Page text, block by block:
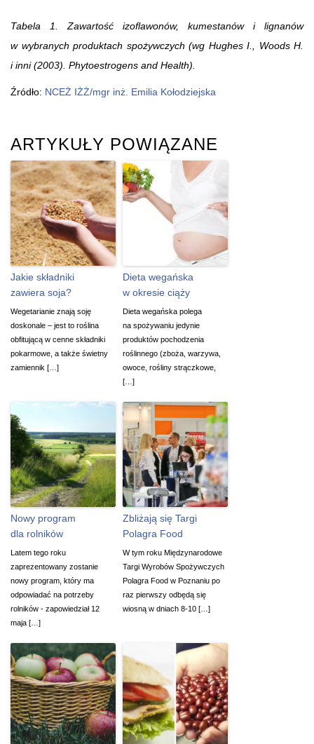
Tabela 1. Zawartość izoflawonów, kumestanów i lignanów
w wybranych produktach spożywczych (wg Hughes I., Woods H.
i inni (2003). Phytoestrogens and Health).
Źródło: NCEŻ IŻŻ/mgr inż. Emilia Kołodziejska
ARTYKUŁY POWIĄZANE
Jakie składniki
zawiera soja?
Wegetarianie znają soję
doskonale – jest to roślina
obfitującą w cenne składniki
pokarmowe, a także świetny
zamiennik […]
Dieta wegańska
w okresie ciąży
Dieta wegańska polega
na spożywaniu jedynie
produktów pochodzenia
roślinnego (zboża, warzywa,
owoce, rośliny strączkowe,
[…]
Nowy program
dla rolników
Latem tego roku
zaprezentowany zostanie
nowy program, który ma
odpowiadać na potrzeby
rolników - zapowiedział 12
maja […]
Zbliżają się Targi
Polagra Food
W tym roku Międzynarodowe
Targi Wyrobów Spożywczych
Polagra Food w Poznaniu po
raz pierwszy odbędą się
wiosną w dniach 8-10 […]